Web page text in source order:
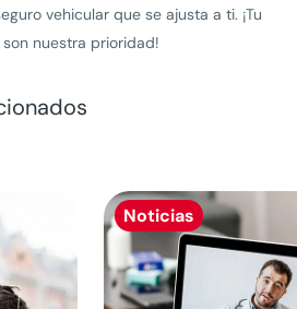
vehicular que se ajusta a ti. ¡Tu
nuestra prioridad!
Noticias